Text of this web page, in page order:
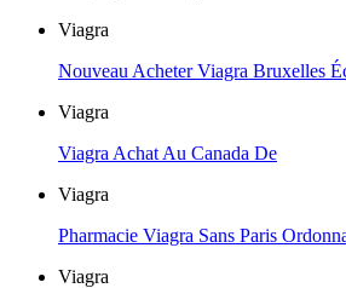
Viagra
Nouveau Acheter Viagra Bruxelles
Viagra
Viagra Achat Au Canada De
Viagra
Pharmacie Viagra Sans Paris
Viagra